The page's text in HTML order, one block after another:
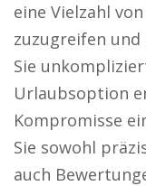
eine Vielzahl
zuzugreifen und
Sie
Urlaubsoption
Kompromisse
Sie sowohl
auch